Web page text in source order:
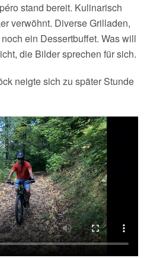
stand bereit. Kulinarisch
verwöhnt. Diverse Grilladen,
ein Dessertbuffet. Was will
die Bilder sprechen für sich.
neigte sich zu später Stunde